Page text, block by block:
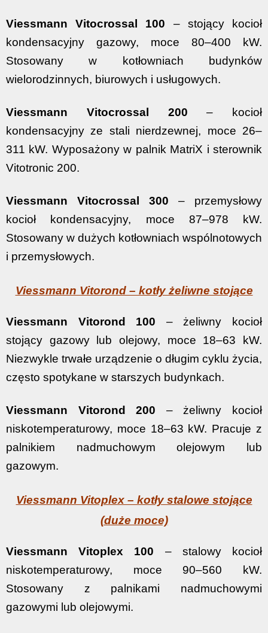
Viessmann Vitocrossal 100 – stojący kocioł
kondensacyjny gazowy, moce 80–400 kW.
Stosowany w kotłowniach budynków
wielorodzinnych, biurowych i usługowych.
Viessmann Vitocrossal 200 – kocioł
kondensacyjny ze stali nierdzewnej, moce 26–
311 kW. Wyposażony w palnik MatriX i sterownik
Vitotronic 200.
Viessmann Vitocrossal 300 – przemysłowy
kocioł kondensacyjny, moce 87–978 kW.
Stosowany w dużych kotłowniach wspólnotowych
i przemysłowych.
Viessmann Vitorond – kotły żeliwne stojące
Viessmann Vitorond 100 – żeliwny kocioł
stojący gazowy lub olejowy, moce 18–63 kW.
Niezwykle trwałe urządzenie o długim cyklu życia,
często spotykane w starszych budynkach.
Viessmann Vitorond 200 – żeliwny kocioł
niskotemperaturowy, moce 18–63 kW. Pracuje z
palnikiem nadmuchowym olejowym lub
gazowym.
Viessmann Vitoplex – kotły stalowe stojące
(duże moce)
Viessmann Vitoplex 100 – stalowy kocioł
niskotemperaturowy, moce 90–560 kW.
Stosowany z palnikami nadmuchowymi
gazowymi lub olejowymi.